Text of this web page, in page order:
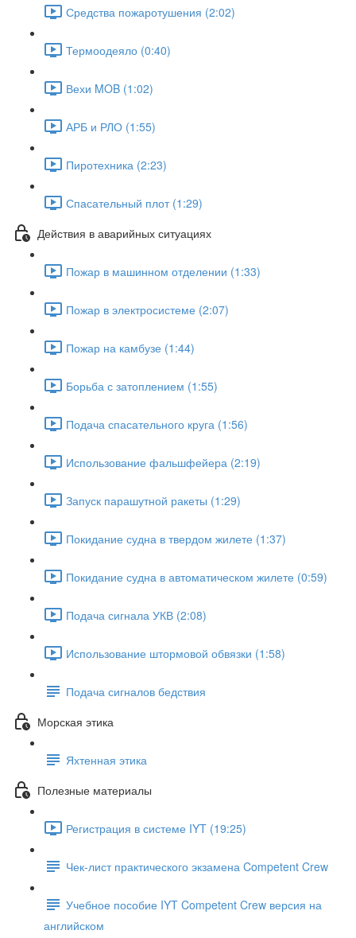
Средства пожаротушения (2:02)
Термоодеяло (0:40)
Вехи MOB (1:02)
АРБ и РЛО (1:55)
Пиротехника (2:23)
Спасательный плот (1:29)
Действия в аварийных ситуациях
Пожар в машинном отделении (1:33)
Пожар в электросистеме (2:07)
Пожар на камбузе (1:44)
Борьба с затоплением (1:55)
Подача спасательного круга (1:56)
Использование фальшфейера (2:19)
Запуск парашутной ракеты (1:29)
Покидание судна в твердом жилете (1:37)
Покидание судна в автоматическом жилете (0:59)
Подача сигнала УКВ (2:08)
Использование штормовой обвязки (1:58)
Подача сигналов бедствия
Морская этика
Яхтенная этика
Полезные материалы
Регистрация в системе IYT (19:25)
Чек-лист практического экзамена Competent Crew
Учебное пособие IYT Competent Crew версия на
английском